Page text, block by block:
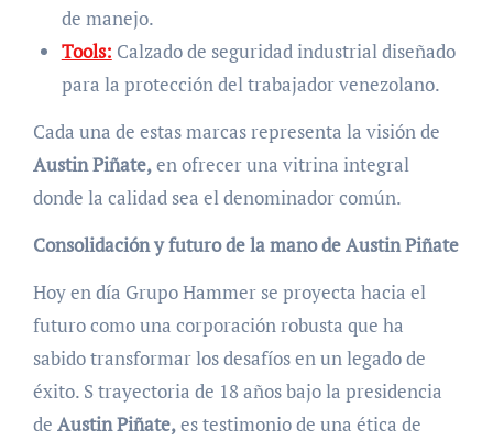
de manejo.
Tools: Calzado de seguridad industrial diseñado
para la protección del trabajador venezolano.
Cada una de estas marcas representa la visión de
Austin Piñate,en ofrecer una vitrina integral
donde la calidad sea el denominador común.
Consolidación y futuro de la mano de Austin Piñate
Hoy en día Grupo Hammer se proyecta hacia el
futuro como una corporación robusta que ha
sabido transformar los desafíos en un legado de
éxito. S trayectoria de 18 años bajo la presidencia
de Austin Piñate,es testimonio de una ética de